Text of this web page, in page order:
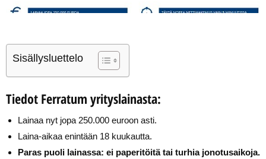
Sisällysluettelo
Tiedot Ferratum yrityslainasta:
Lainaa nyt jopa 250.000 euroon asti.
Laina-aikaa enintään 18 kuukautta.
Paras puoli lainassa: ei paperitöitä tai turhia jonotusaikoja.